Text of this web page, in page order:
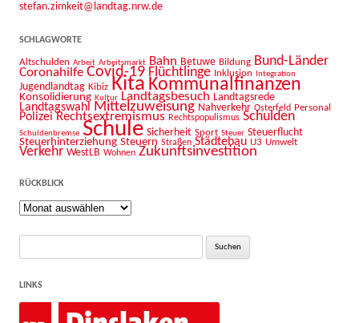
stefan.zimkeit@landtag.nrw.de
SCHLAGWORTE
Altschulden Arbeit Arbeitsmarkt Bahn Betuwe Bildung Bund-Länder
Coronahilfe Covid-19 Flüchtlinge Inklusion Integration
Jugendlandtag Kibiz Kita Kommunalfinanzen
Konsolidierung Kultur Landtagsbesuch Landtagsrede
Landtagswahl Mittelzuweisung Nahverkehr Osterfeld Personal
Polizei Rechtsextremismus Rechtspopulismus Schulden
Schuldenbremse Schule Sicherheit Sport Steuer Steuerflucht
Steuerhinterziehung Steuern Straßen Städtebau U3 Umwelt
Verkehr WestLB Wohnen Zukunftsinvestition
RÜCKBLICK
Rückblick
Suche
LINKS